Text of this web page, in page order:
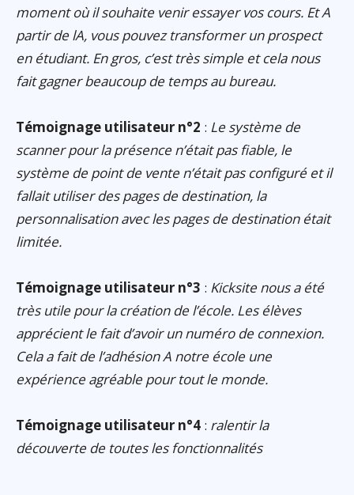
moment où il souhaite venir essayer vos cours. Et A
partir de lA, vous pouvez transformer un prospect
en étudiant. En gros, c’est très simple et cela nous
fait gagner beaucoup de temps au bureau.
Témoignage utilisateur n°2 : Le système de
scanner pour la présence n’était pas fiable, le
système de point de vente n’était pas configuré et il
fallait utiliser des pages de destination, la
personnalisation avec les pages de destination était
limitée.
Témoignage utilisateur n°3 : Kicksite nous a été
très utile pour la création de l’école. Les élèves
apprécient le fait d’avoir un numéro de connexion.
Cela a fait de l’adhésion A notre école une
expérience agréable pour tout le monde.
Témoignage utilisateur n°4 : ralentir la
découverte de toutes les fonctionnalités